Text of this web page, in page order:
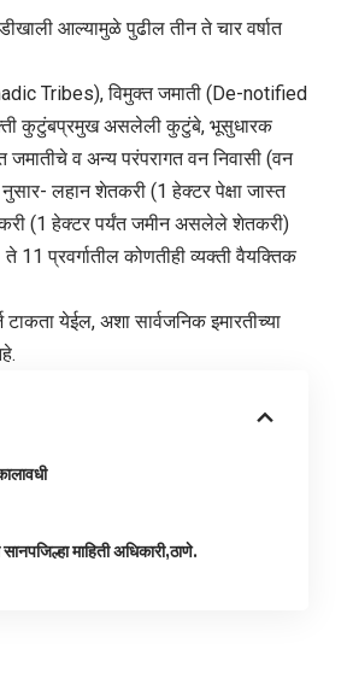
आल्यामुळे पुढील तीन ते चार वर्षात
Tribes), विमुक्त जमाती (De-notified
कुटुंबप्रमुख असलेली कुटुंबे, भूसुधारक
जमातीचे व अन्य परंपरागत वन निवासी (वन
लहान शेतकरी (1 हेक्टर पेक्षा जास्त
(1 हेक्टर पर्यंत जमीन असलेले शेतकरी)
11 प्रवर्गातील कोणतीही व्यक्ती वैयक्तिक
येईल, अशा सार्वजनिक इमारतीच्या
माहिती अधिकारी,ठाणे.